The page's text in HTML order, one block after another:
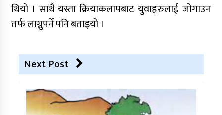
थियो । साथै यस्ता क्रियाकलापबाट युवाहरुलाई जोगाउन
तर्फ लाग्नुपर्ने पनि बताइयो ।
Next Post